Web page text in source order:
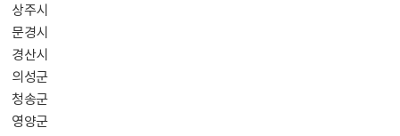
상주시
문경시
경산시
의성군
청송군
영양군